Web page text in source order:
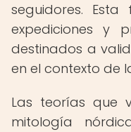
seguidores.
expediciones y
destinados a
en el contexto de
Las teorías que
mitología